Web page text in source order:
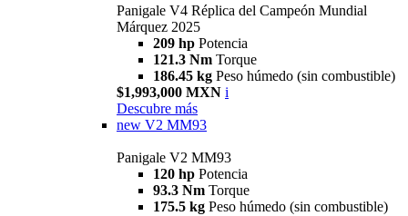
Panigale V4 Réplica del Campeón Mundial
Márquez 2025
209 hp Potencia
121.3 Nm Torque
186.45 kg Peso húmedo (sin combustible)
$1,993,000 MXN i
Descubre más
new V2 MM93
Panigale V2 MM93
120 hp Potencia
93.3 Nm Torque
175.5 kg Peso húmedo (sin combustible)